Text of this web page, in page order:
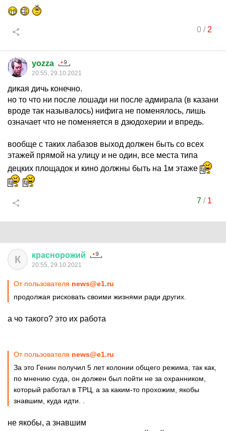
0/ 2
yozza
20:55, 29.10.2021
дикая дичь конечно.
но то что ни после лошади ни после адмирала (в казани
вроде так называлось) нифига не поменялось, лишь
означает что не поменяется в дзюдохерии и впредь.
вообще с таких лабазов выход должен быть со всех
этажей прямой на улицу и не один, все места типа
децких площадок и кино должны быть на 1м этаже
7/ 1
К краснорожий
20:55, 29.10.2021
От пользователя news@e1.ru
продолжая рисковать своими жизнями ради других.
а чо такого? это их работа
От пользователя news@e1.ru
За это Генин получил 5 лет колонии общего режима, так как,
по мнению суда, он должен был пойти не за охранником,
который работал в ТРЦ, а за каким-то прохожим, якобы
знавшим, куда идти. .
не якобы, а знавшим